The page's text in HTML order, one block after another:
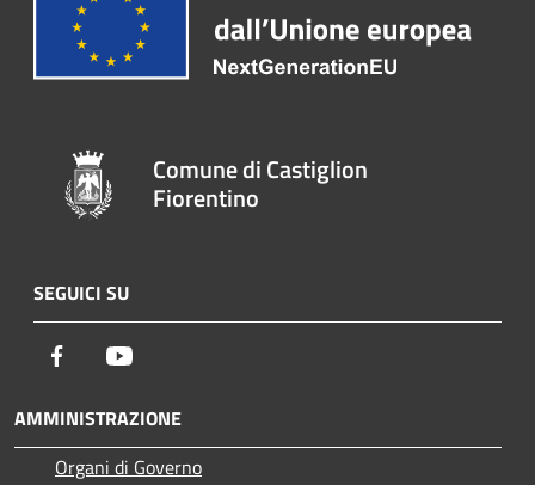
Comune di Castiglion
Fiorentino
SEGUICI SU
Facebook
AMMINISTRAZIONE
Organi di Governo